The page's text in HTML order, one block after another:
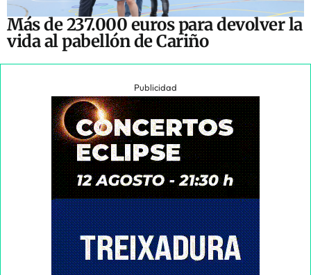
Más de 237.000 euros para devolver la
vida al pabellón de Cariño
Publicidad